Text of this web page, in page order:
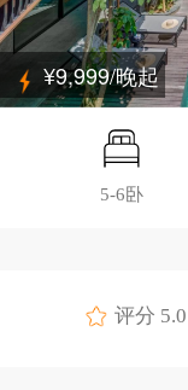
¥9,999/晚起
5-6卧
评分 5.0